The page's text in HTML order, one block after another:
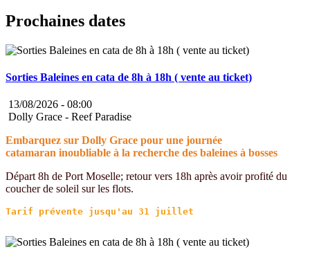
Prochaines dates
Sorties Baleines en cata de 8h à 18h ( vente au ticket)
13/08/2026 - 08:00
Dolly Grace - Reef Paradise
Embarquez sur Dolly Grace pour une journée
catamaran inoubliable à la recherche des baleines à bosses
Départ 8h de Port Moselle; retour vers 18h après avoir profité du
coucher de soleil sur les flots.